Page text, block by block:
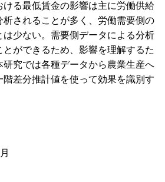
る最低賃金の影響は主に労働供給
されることが多く、労働需要側の
は少ない。需要側データによる分析
ができるため、影響を理解するた
究では各種データから農業生産へ
差分推計値を使って効果を識別す